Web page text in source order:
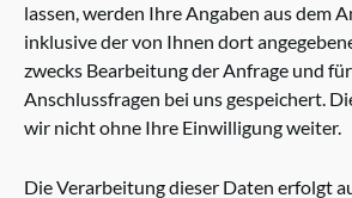
lassen, werden Ihre Angaben aus dem
inklusive der von Ihnen dort
zwecks Bearbeitung der Anfrage und
Anschlussfragen bei uns gespeichert.
wir nicht ohne Ihre Einwilligung weiter.
Die Verarbeitung dieser Daten erfolgt